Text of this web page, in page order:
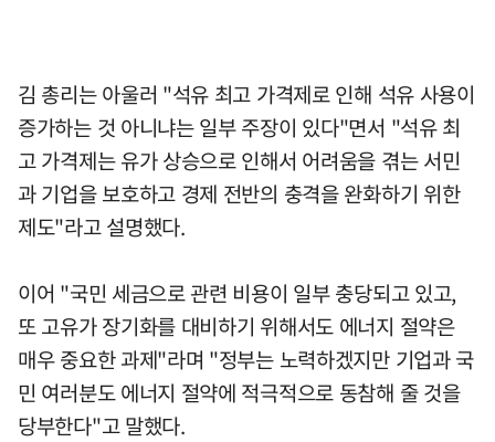
김 총리는 아울러 "석유 최고 가격제로 인해 석유 사용이
증가하는 것 아니냐는 일부 주장이 있다"면서 "석유 최
고 가격제는 유가 상승으로 인해서 어려움을 겪는 서민
과 기업을 보호하고 경제 전반의 충격을 완화하기 위한
제도"라고 설명했다.
이어 "국민 세금으로 관련 비용이 일부 충당되고 있고,
또 고유가 장기화를 대비하기 위해서도 에너지 절약은
매우 중요한 과제"라며 "정부는 노력하겠지만 기업과 국
민 여러분도 에너지 절약에 적극적으로 동참해 줄 것을
당부한다"고 말했다.